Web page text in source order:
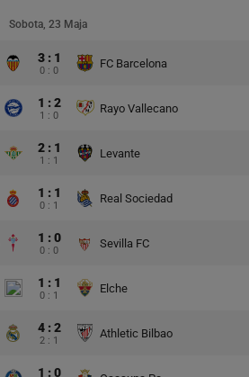
Sobota, 23 Maja
3 : 1
0 : 0
FC Barcelona
1 : 2
1 : 0
Rayo Vallecano
2 : 1
1 : 1
Levante
1 : 1
0 : 1
Real Sociedad
1 : 0
0 : 0
Sevilla FC
1 : 1
0 : 1
Elche
4 : 2
2 : 1
Athletic Bilbao
1 : 0